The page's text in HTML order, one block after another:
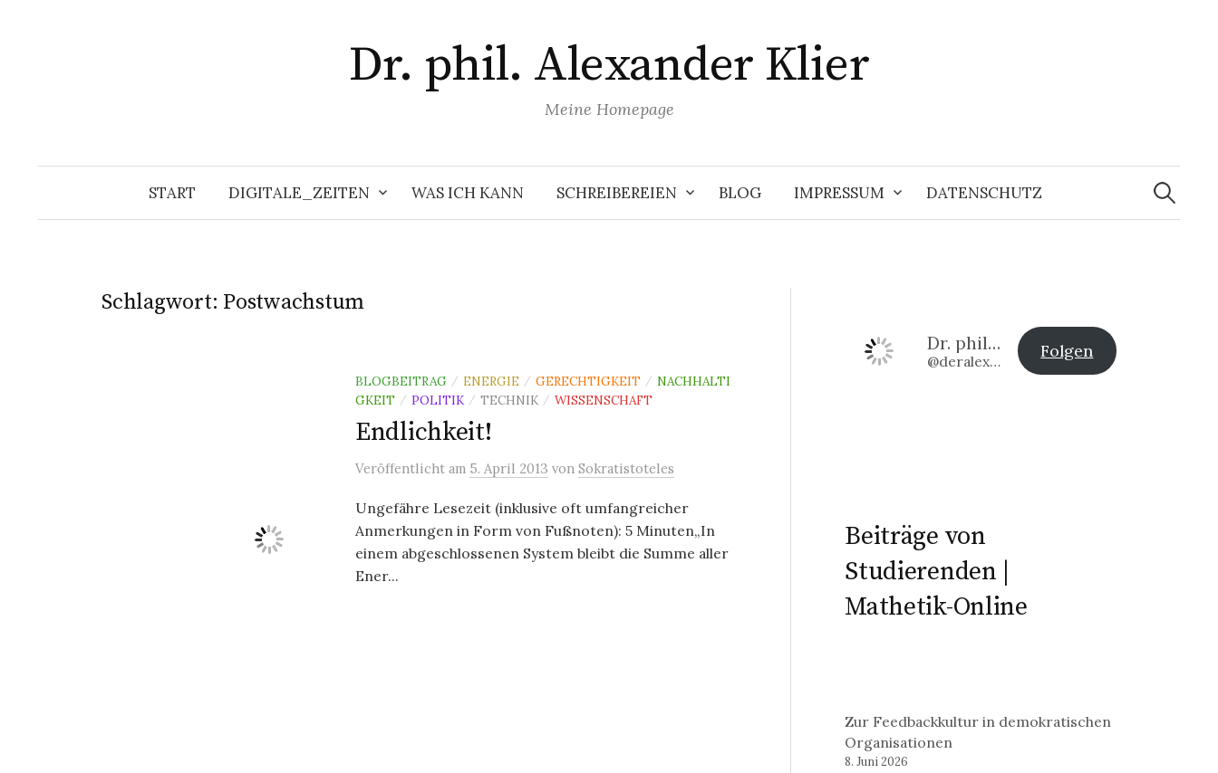
Dr. phil. Alexander Klier
Meine Homepage
START DIGITALE_ZEITEN WAS ICH KANN SCHREIBEREIEN BLOG IMPRESSUM DATENSCHUTZ
Suchen
nach:
Schlagwort: Postwachstum
BLOGBEITRAG / ENERGIE / GERECHTIGKEIT / NACHHALTI
GKEIT / POLITIK / TECHNIK / WISSENSCHAFT
Endlichkeit!
Veröffentlicht am 5. April 2013 von Sokratistoteles
Ungefähre Lesezeit (inklusive oft umfangreicher
Anmerkungen in Form von Fußnoten): 5 Minuten„In
einem abgeschlossenen System bleibt die Summe aller
Ener...
Dr. phil. Alexander Klier
@deralexander2@www.alexander-klier.net
Folgen
Beiträge von
Studierenden |
Mathetik-Online
Zur Feedbackkultur in demokratischen
Organisationen
8. Juni 2026